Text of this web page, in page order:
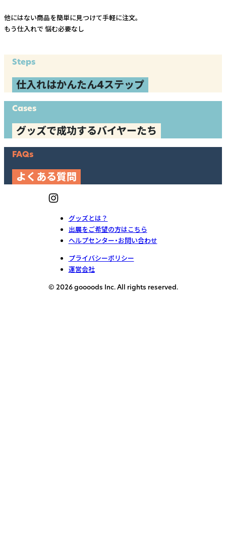
他にはない商品を簡単に見つけて手軽に注文。
もう仕入れで 悩む必要なし
Steps
仕入れはかんたん4ステップ
Cases
グッズで成功するバイヤーたち
FAQs
よくある質問
グッズとは？
出展をご希望の方はこちら
ヘルプセンター・お問い合わせ
プライバシーポリシー
運営会社
© 2026 goooods Inc. All rights reserved.